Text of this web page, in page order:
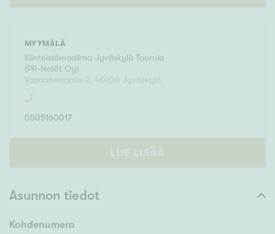
MYYMÄLÄ
Kiinteistömaailma Jyväskylä Tourula
(PR-Neliöt Oy)
Vapaaherrantie 2, 40100 Jyväskylä
0505160017
LUE LISÄÄ
Asunnon tiedot
Kohdenumero